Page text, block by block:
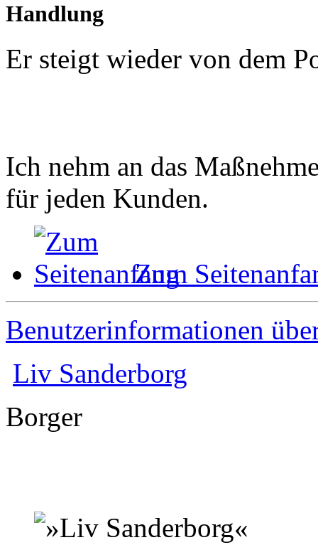
Handlung
Er steigt wieder von dem
Ich nehm an das
für jeden Kunden.
Zum
Benutzerinformationen
Liv Sanderborg
Borger